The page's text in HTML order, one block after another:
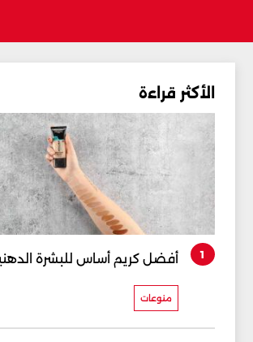
الأكثر قراءة
1 أفضل كريم أساس للبشرة
منوعات